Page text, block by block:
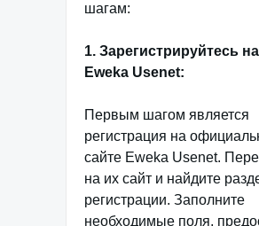
шагам:
1. Зарегистрируйтесь
Eweka Usenet:
Первым шагом является
регистрация на
сайте Eweka Usenet.
на их сайт и найдите
регистрации. Заполните
необходимые поля,